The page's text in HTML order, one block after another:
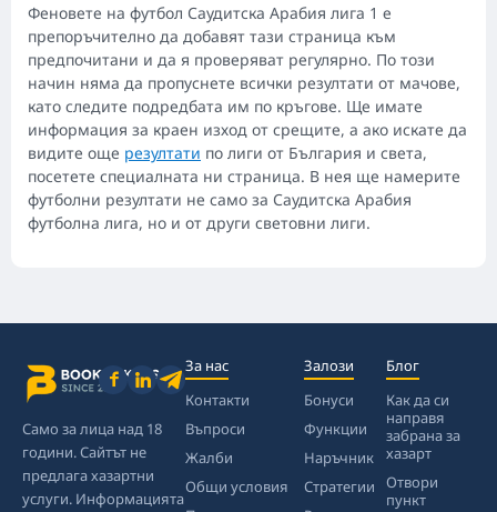
Феновете на футбол Саудитска Арабия лига 1 е
препоръчително да добавят тази страница към
предпочитани и да я проверяват регулярно. По този
начин няма да пропуснете всички резултати от мачове,
като следите подредбата им по кръгове. Ще имате
информация за краен изход от срещите, а ако искате да
видите още резултати по лиги от България и света,
посетете специалната ни страница. В нея ще намерите
футболни резултати не само за Саудитска Арабия
футболна лига, но и от други световни лиги.
Само за лица над 18
години. Сайтът не
предлага хазартни
услуги. Информацията
За нас
Контакти
Въпроси
Жалби
Общи условия
Залози
Бонуси
Функции
Наръчник
Стратегии
Блог
Как да си
направя
забрана за
хазарт
Отвори
пункт